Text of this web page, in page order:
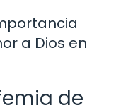
a Dios en
de